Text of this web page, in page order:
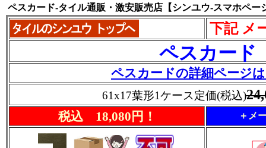
ペスカード-タイル通販・激安販売店【シンユウ-スマホペー
下記 メ
ペスカード
ペスカードの詳細ページ
61x17葉形1ケース定価(税込)
税込 18,080円！ ＋メ